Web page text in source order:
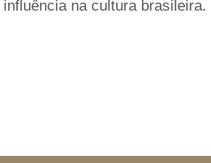
na cultura brasileira.